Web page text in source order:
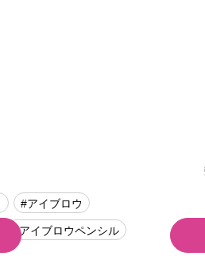
#アイブロウ
#アイブロウペンシル